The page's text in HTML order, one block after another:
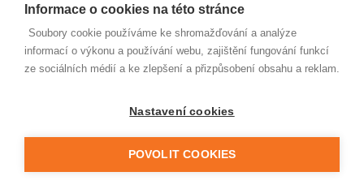
ŠKOLA ANGLICKÝ JAZYK ŽÁCI
PAVUČINKA
JÍDELNA
MAPA SERVERU
NOVINKY
© 2022 Základní škola Jungmannova Kuřim, příspěvková
Informace o cookies na této stránce
Soubory cookie používáme ke shromažďování a analýze
informací o výkonu a používání webu, zajištění fungování funkcí
ze sociálních médií a ke zlepšení a přizpůsobení obsahu a reklam.
Nastavení cookies
POVOLIT COOKIES